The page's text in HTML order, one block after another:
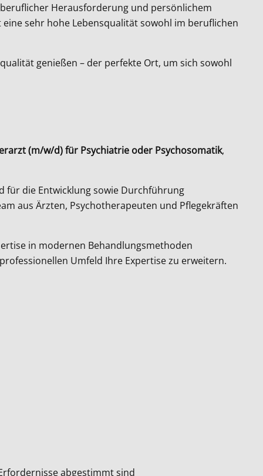
Herausforderung und persönlichem
sehr hohe Lebensqualität sowohl im beruflichen
genießen – der perfekte Ort, um sich sowohl
(m/w/d) für Psychiatrie oder Psychosomatik,
für die Entwicklung sowie Durchführung
aus Ärzten, Psychotherapeuten und Pflegekräften
in modernen Behandlungsmethoden
Umfeld Ihre Expertise zu erweitern.
abgestimmt sind